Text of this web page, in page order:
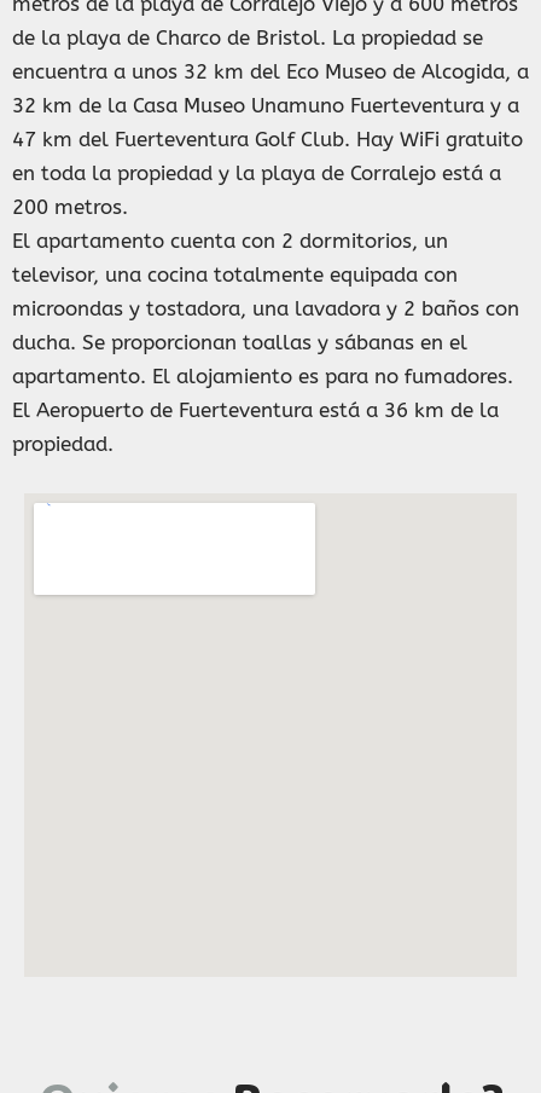
de la playa de Charco de Bristol. La propiedad se
encuentra a unos 32 km del Eco Museo de Alcogida, a
32 km de la Casa Museo Unamuno Fuerteventura y a
47 km del Fuerteventura Golf Club. Hay WiFi gratuito
en toda la propiedad y la playa de Corralejo está a
200 metros.
El apartamento cuenta con 2 dormitorios, un
televisor, una cocina totalmente equipada con
microondas y tostadora, una lavadora y 2 baños con
ducha. Se proporcionan toallas y sábanas en el
apartamento. El alojamiento es para no fumadores.
El Aeropuerto de Fuerteventura está a 36 km de la
propiedad.